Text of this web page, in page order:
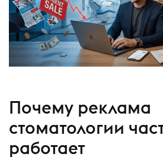
Почему реклама
стоматологии
работает